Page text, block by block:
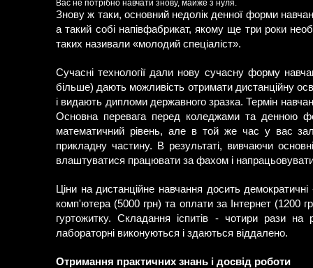
Вас не потрібно навчати знову, майже з нуля.
Знову ж таки, основний недолік денної форми
а такий собі напівфабрикат, якому ще три роки
таких називали «молодий спеціаліст».
Сучасні технології дали нову сучасну форму
більше) дають можливість отримати дистанційну
і видають дипломи державного зразка. Термін
Основна перевага перед коледжами та денною
математичний рівень, але в той же час у вас
прикладну частину. В результаті, вивчаючи
влаштуватися працювати за фахом і
Ціни на дистанційне навчання досить
комп'ютера (5000 грн) та оплати за Інтернет (1200
гуртожитку. Складання іспитів - чотири рази
лабораторні виконуються і здаються віддалено.
Отримання практичних знань і досвід роботи